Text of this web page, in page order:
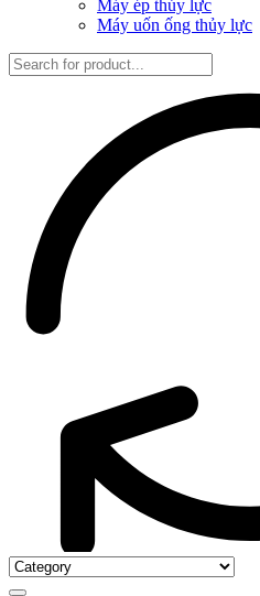
Máy ép thủy lực
Máy uốn ống thủy lực